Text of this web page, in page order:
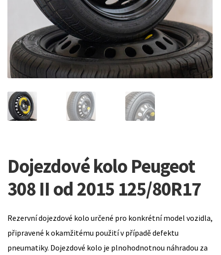
Dojezdové kolo Peugeot
308 II od 2015 125/80R17
Rezervní dojezdové kolo určené pro konkrétní model vozidla,
připravené k okamžitému použití v případě defektu
pneumatiky. Dojezdové kolo je plnohodnotnou náhradou za